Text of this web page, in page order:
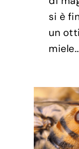
si è
un